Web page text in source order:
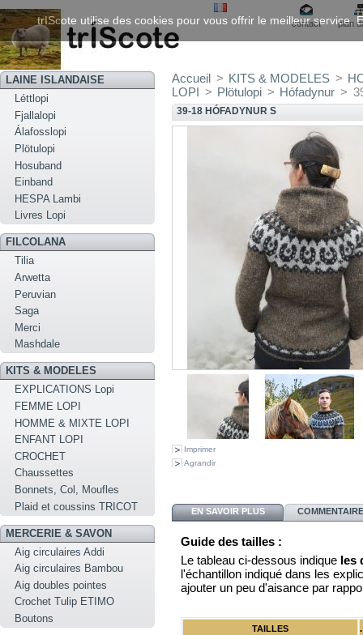
contact plan
LAINE ISLANDAISE
Léttlopi
Fjallalopi
Álafosslopi
Plötulopi
Hosuband
Einband
HESPA Lambi
Livres Lopi
FILCOLANA
Tilia
Arwetta
Peruvian
Saga
Merci
Mashdale
KITS & MODELES
EXPLICATIONS Lopi
FEMME LOPI
HOMME & MIXTE LOPI
ENFANT LOPI
CROCHET
Chaussettes
Bonnets, Col, Moufles
Plaid et coussins TRICOT
MERCERIE & SAVON
Aig circulaires Addi
Aig circulaires Bambou
Aig doubles pointes
Crochet Tulip ETIMO
Boutons
Accueil > KITS & MODELES >
LOPI > Plötulopi > Hófadynur >
39-18 HÓFADYNUR S
Imprimer
Agrandir
EN SAVOIR PLUS
Guide des tailles :
Le tableau ci-dessous indique les
l'échantillon indiqué dans les
ajouter un peu d'aisance par
TAILLES
trIScote utilise des cookies pour vous offrir le meilleur